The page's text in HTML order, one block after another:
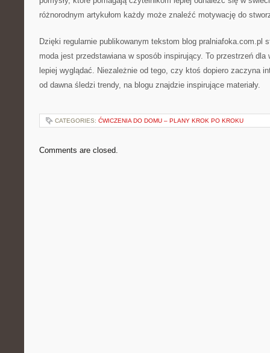
różnorodnym artykułom każdy może znaleźć motywację do
Dzięki regularnie publikowanym tekstom blog pralniafoka.com.pl
moda jest przedstawiana w sposób inspirujący. To przestrzeń
lepiej wyglądać. Niezależnie od tego, czy ktoś dopiero zaczyna
od dawna śledzi trendy, na blogu znajdzie inspirujące materiały.
CATEGORIES: ĆWICZENIA DO DOMU – PLANY KROK PO KROKU
Comments are closed.